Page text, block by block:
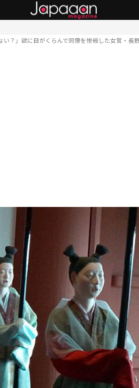
い？」欲に目がくらんで同僚を惨殺した女官・長